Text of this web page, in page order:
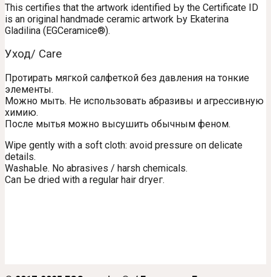
This certifies that the artwork identified Ьу the Certificate ID
is an original handmade ceramic artwork Ьу Ekaterina
Gladilina (EGCeramice®).
Уход/ Care
Протирать мягкой салфеткой без давления на тонкие
элементы.
Можно мыть. Не использовать абразивы и агрессивную
химию.
После мытья можно высушить обычным феном.
Wipe gently with а soft cloth: avoid pressure оп delicate
details.
WashaЫe. No abrasives / harsh chemicals.
Сап Ье dried with а regular hair dгуег.